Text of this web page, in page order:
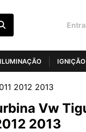
ILUMINAÇÃO IGNIÇÃO
2012 2013
Vw
2013